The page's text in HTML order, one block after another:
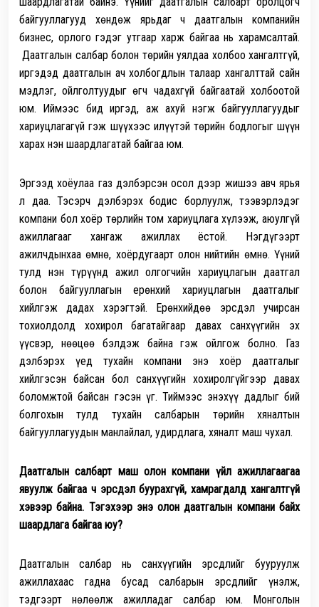
байгууллагууд хөндөж ярьдаг ч даатгалын компанийн
бизнес, орлого гэдэг утгаар харж байгаа нь харамсалтай.
Даатгалын салбар болон төрийн уялдаа холбоо хангалтгүй,
иргэдэд даатгалын ач холбогдлын талаар хангалттай сайн
мэдлэг, ойлголтуудыг өгч чадахгүй байгаатай холбоотой
юм. Иймээс бид иргэд, аж ахуй нэгж байгууллагуудыг
хариуцлагагүй гэж шүүхээс илүүтэй төрийн бодлогыг шүүн
харах нэн шаардлагатай байгаа юм.
Эргээд хоёулаа газ дэлбэрсэн осол дээр жишээ авч ярья
л даа. Тэсэрч дэлбэрэх бодис борлуулж, тээвэрлэдэг
компани бол хоёр төрлийн том хариуцлага хүлээж, аюулгүй
ажиллагааг хангаж ажиллах ёстой. Нэгдүгээрт
ажилчдынхаа өмнө, хоёрдугаарт олон нийтийн өмнө. Үүний
тулд нэн түрүүнд ажил олгогчийн хариуцлагын даатгал
болон байгууллагын ерөнхий хариуцлагын даатгалыг
хийлгэж дадах хэрэгтэй. Ерөнхийдөө эрсдэл учирсан
тохиолдолд хохирол багатайгаар давах санхүүгийн эх
үүсвэр, нөөцөө бэлдэж байна гэж ойлгож болно. Газ
дэлбэрэх үед тухайн компани энэ хоёр даатгалыг
хийлгэсэн байсан бол санхүүгийн хохиролгүйгээр давах
боломжтой байсан гэсэн үг. Тиймээс энэхүү дадлыг бий
болгохын тулд тухайн салбарын төрийн хяналтын
байгууллагуудын манлайлал, удирдлага, хяналт маш чухал.
Даатгалын салбарт маш олон компани үйл ажиллагаагаа
явуулж байгаа ч эрсдэл буурахгүй, хамрагдалд хангалтгүй
хэвээр байна. Тэгэхээр энэ олон даатгалын компани байх
шаардлага байгаа юу?
Даатгалын салбар нь санхүүгийн эрсдлийг бууруулж
ажиллахаас гадна бусад салбарын эрсдлийг үнэлж,
тэдгээрт нөлөөлж ажилладаг салбар юм. Монголын